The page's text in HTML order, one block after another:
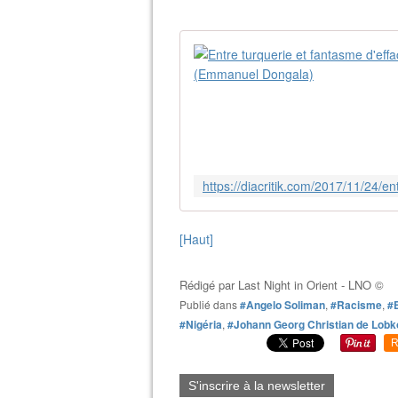
[Haut]
Rédigé par Last Night in Orient - LNO ©
Publié dans#Angelo Soliman, #Racisme,
#Nigéria, #Johann Georg Christian de
S'inscrire à la newsletter